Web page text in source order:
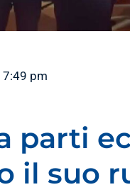
7:49 pm
parti
il suo